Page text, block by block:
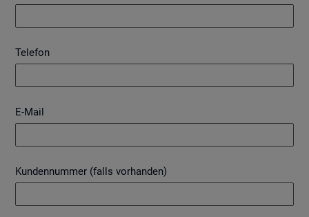
Telefon
E-Mail
Kundennummer (falls vorhanden)